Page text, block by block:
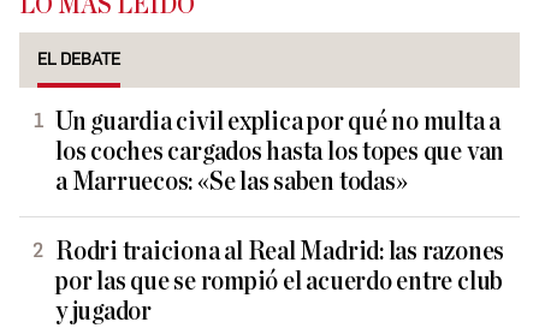
LO MÁS LEÍDO
EL DEBATE
Un guardia civil explica por qué no multa a
los coches cargados hasta los topes que van
a Marruecos: «Se las saben todas»
Rodri traiciona al Real Madrid: las razones
por las que se rompió el acuerdo entre club
y jugador